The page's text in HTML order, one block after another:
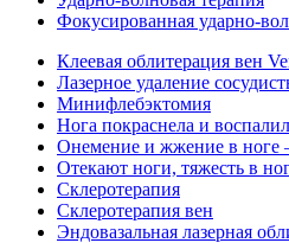
Фокусированная ударно-
Клеевая облитерация вен
Лазерное удаление
Минифлебэктомия
Нога покраснела и
Онемение и жжение в ноге
Отекают ноги, тяжесть в
Склеротерапия
Склеротерапия вен
Эндовазальная лазерная